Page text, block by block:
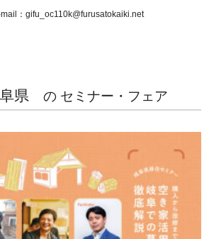
：gifu_oc110k@furusatokaiki.net
県 の セミナー・フェア